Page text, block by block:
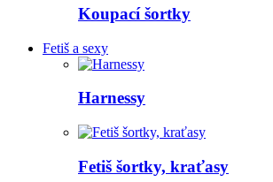
Koupací šortky
Fetiš a sexy
Harnessy
Fetiš šortky, kraťasy